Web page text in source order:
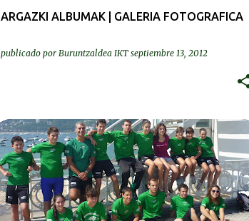
ARGAZKI ALBUMAK | GALERIA FOTOGRAFICA
publicado por Buruntzaldea IKT septiembre 13, 2012
KRONIKAK-CRÓNICAS UR ZEHARKALDIAK | TRAVESÍAS